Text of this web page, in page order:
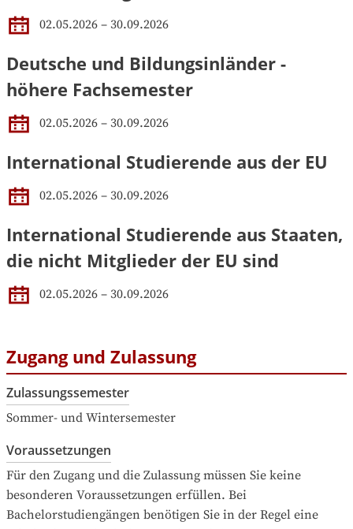
02.05.2026 – 30.09.2026
Deutsche und Bildungsinländer -
höhere Fachsemester
02.05.2026 – 30.09.2026
International Studierende aus der EU
02.05.2026 – 30.09.2026
International Studierende aus Staaten,
die nicht Mitglieder der EU sind
02.05.2026 – 30.09.2026
Zugang und Zulassung
Zulassungssemester
Sommer- und Wintersemester
Voraussetzungen
Für den Zugang und die Zulassung müssen Sie keine
besonderen Voraussetzungen erfüllen. Bei
Bachelorstudiengängen benötigen Sie in der Regel eine